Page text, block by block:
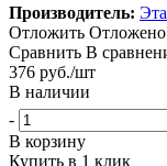
Производитель:
Отложить Отложено
Сравнить В
376 руб./шт
В наличии
-
В корзину
Купить в 1 клик